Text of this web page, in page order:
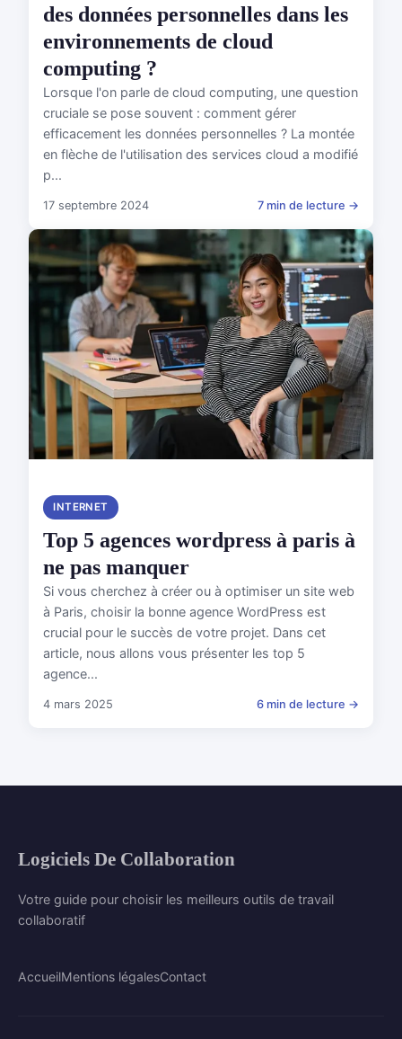
des données personnelles dans les
environnements de cloud
computing ?
Lorsque l'on parle de cloud computing, une question
cruciale se pose souvent : comment gérer
efficacement les données personnelles ? La montée
en flèche de l'utilisation des services cloud a modifié
p...
17 septembre 2024 7 min de lecture →
INTERNET
Top 5 agences wordpress à paris à
ne pas manquer
Si vous cherchez à créer ou à optimiser un site web
à Paris, choisir la bonne agence WordPress est
crucial pour le succès de votre projet. Dans cet
article, nous allons vous présenter les top 5
agence...
4 mars 2025 6 min de lecture →
Logiciels De Collaboration
Votre guide pour choisir les meilleurs outils de travail
collaboratif
AccueilMentions légalesContact